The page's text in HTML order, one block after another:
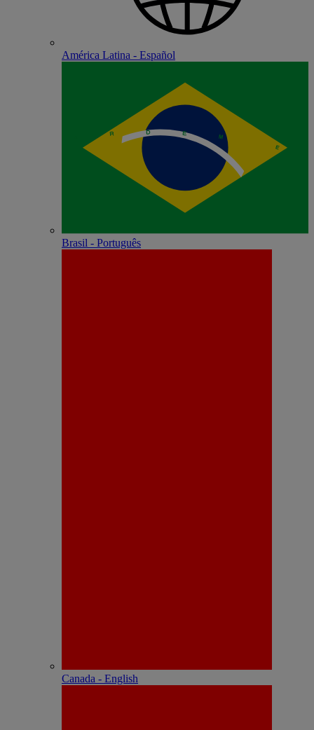
América Latina - Español
Brasil - Português
Canada - English